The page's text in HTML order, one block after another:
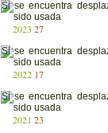
2023 27
2022 17
2021 23